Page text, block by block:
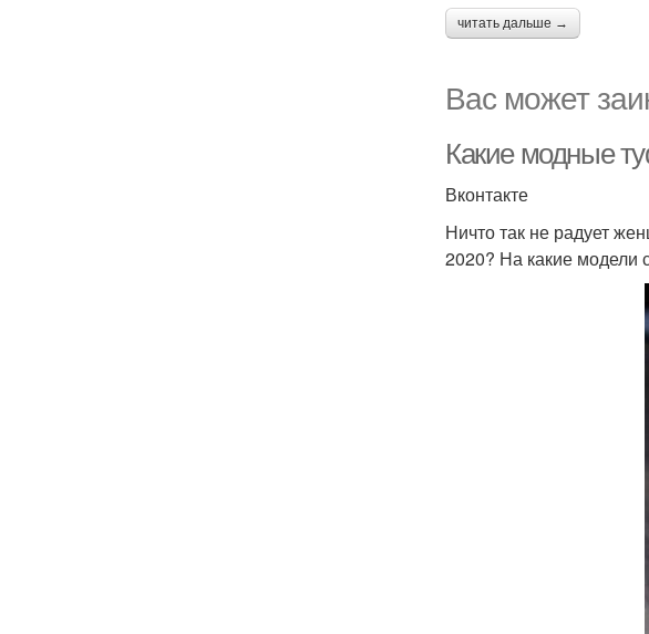
читать дальше →
Вас может
Какие модные
Вконтакте
Ничто так не радует
2020? На какие модели